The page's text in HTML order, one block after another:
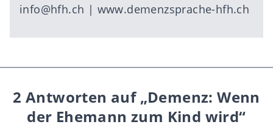
info@hfh.ch | www.demenzsprache-hfh.ch
2 Antworten auf „Demenz: Wenn
der Ehemann zum Kind wird“